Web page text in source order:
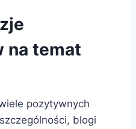
na temat
pozytywnych
blogi